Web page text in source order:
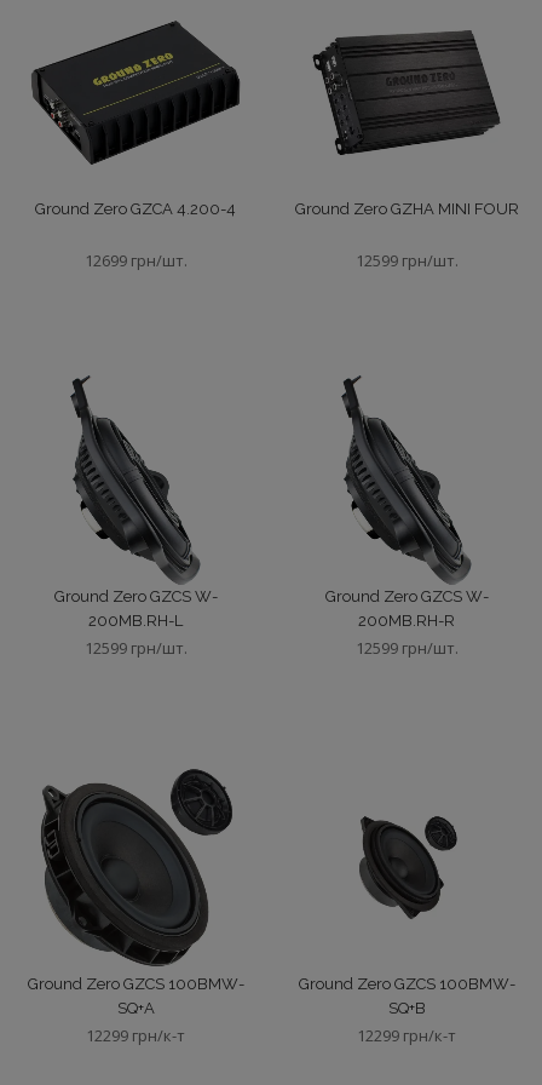
Сабвуфери активні
Сабвуфери корпусні
Сабвуферные динамики
Усилители (Авто) многоканальные
Штатна акустика
RENEGADE
Rockford Fosgate
ZEALUM
Ground Zero GZCA 4.200-4
12699 грн/шт.
Ground Zero GZHA MINI FOUR
12599 грн/шт.
Ground Zero GZCS W-
200MB.RH-L
12599 грн/шт.
Ground Zero GZCS W-
200MB.RH-R
12599 грн/шт.
Ground Zero GZCS 100BMW-
SQ+A
12299 грн/к-т
Ground Zero GZCS 100BMW-
SQ+B
12299 грн/к-т